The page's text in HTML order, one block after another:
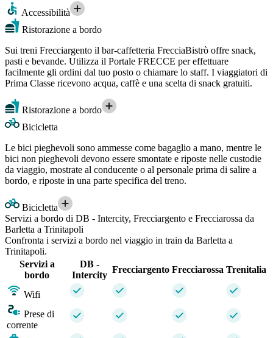
Accessibilità
Ristorazione a bordo
Sui treni Frecciargento il bar-caffetteria FrecciaBistrò offre snack,
pasti e bevande. Utilizza il Portale FRECCE per effettuare
facilmente gli ordini dal tuo posto o chiamare lo staff. I viaggiatori di
Prima Classe ricevono acqua, caffè e una scelta di snack gratuiti.
Ristorazione a bordo
Bicicletta
Le bici pieghevoli sono ammesse come bagaglio a mano, mentre le
bici non pieghevoli devono essere smontate e riposte nelle custodie
da viaggio, mostrate al conducente o al personale prima di salire a
bordo, e riposte in una parte specifica del treno.
Bicicletta
Servizi a bordo di DB - Intercity, Frecciargento e Frecciarossa da
Barletta a Trinitapoli
Confronta i servizi a bordo nel viaggio in train da Barletta a
Trinitapoli.
Servizi a
bordo
DB -
Intercity
Frecciargento Frecciarossa Trenitalia
Wifi
Prese di
corrente